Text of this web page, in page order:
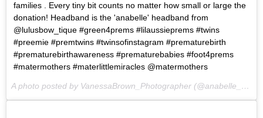
families . Every tiny bit counts no matter how small or large the
donation! Headband is the 'anabelle' headband from
@lulusbow_tique #green4prems #lilaussieprems #twins
#preemie #premtwins #twinsofinstagram #prematurebirth
#prematurebirthawareness #prematurebabies #foot4prems
#matermothers #materlittlemiracles @matermothers
A photo posted by VanessaBrown_Photographer (@anabelle_and_zavier) on